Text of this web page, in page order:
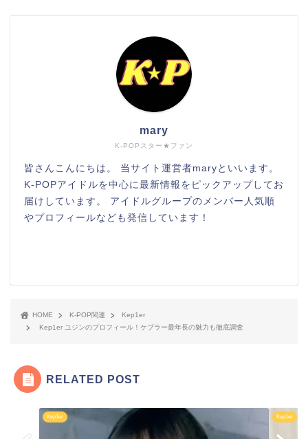
K-POPスター★ファン
mary
皆さんこんにちは。 当サイト運営者maryといいます。
K-POPアイドルを中心に最新情報をピックアップしてお
届けしています。 アイドルグループのメンバー人気順
やプロフィールなども発信しています！
HOME K-POP関連
Kep1er
Kep1er ユジンのプロフィール！ケプラー最年長の魅力も徹底調査
RELATED POST
Kep1er Kep1er